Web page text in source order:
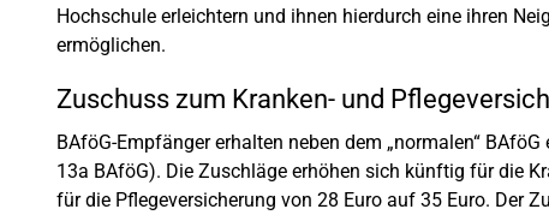
Hochschule erleichtern und ihnen hierdurch eine ihren
ermöglichen.
Zuschuss zum Kranken- und
BAföG-Empfänger erhalten neben dem „normalen“
13a BAföG). Die Zuschläge erhöhen sich künftig für die
für die Pflegeversicherung von 28 Euro auf 35 Euro. Der